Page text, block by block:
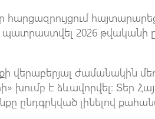
հարցազրույցում
2026 թվականի
վերաբերյալ ժամանակին
խումբ է ձևավորվել։ Տեր
ընդգրկված լինելով